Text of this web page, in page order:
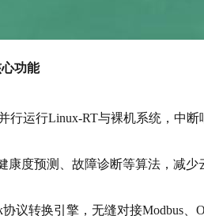
功能
行运行Linux-RT与裸机系统，中
康度预测、故障诊断等算法，减少
议转换引擎，无缝对接Modbus